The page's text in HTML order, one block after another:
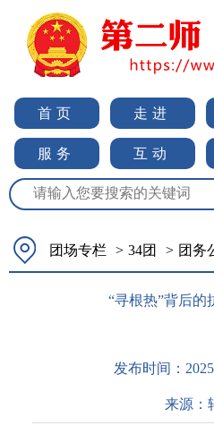
首页 走进
服务 互动
团场专栏 > 34团 > 团务
“寻根热”背后的
发布时间：
来源：